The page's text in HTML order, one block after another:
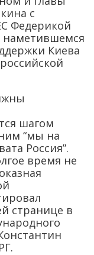
с
Федерикой
наметившемся
Киева
шагом
“мы на
Россия”.
время не
странице в